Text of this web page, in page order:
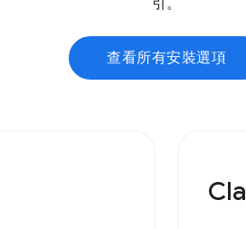
引。
查看所有安裝選項